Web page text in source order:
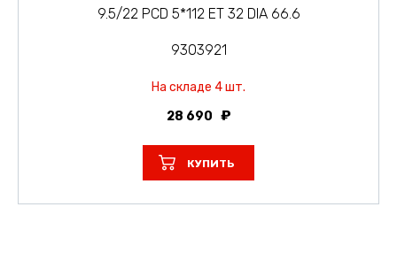
9.5/22 PCD 5*112 ET 32 DIA 66.6
9303921
На складе 4 шт.
28 690
КУПИТЬ